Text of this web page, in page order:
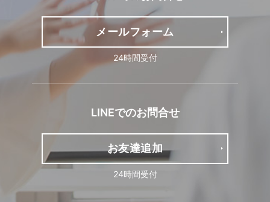
メールフォーム
24時間受付
LINEでのお問合せ
お友達追加
24時間受付